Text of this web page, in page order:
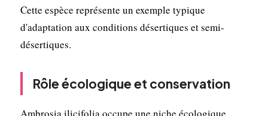
Cette espèce représente un exemple typique
d'adaptation aux conditions désertiques et semi-
désertiques.
Rôle écologique et conservation